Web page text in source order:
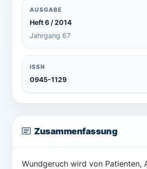
AUSGABE
Heft 6 / 2014
Jahrgang 67
ISSN
0945-1129
Zusammenfassung
Wundgeruch wird von Patienten,